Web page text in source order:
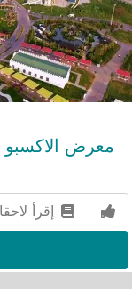
معرض الاكسبو في
إقرأ لاحقا